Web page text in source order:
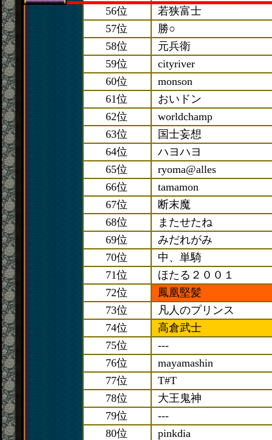
56位
若狭富士
57位
勝○
58位
元兵衛
59位
cityriver
60位
monson
61位
おいドン
62位
worldchamp
63位
国士妄想
64位
ハヨハヨ
65位
ryoma@alles
66位
tamamon
67位
断末魔
68位
またせたね
69位
みだれがみ
70位
中、単騎
71位
ほたる２００１
72位
鳳凰堅髪
73位
凡人のプリンス
74位
高倉武士
75位
---
76位
mayamashin
77位
T#T
78位
大王鬼神
79位
---
80位
pinkdia